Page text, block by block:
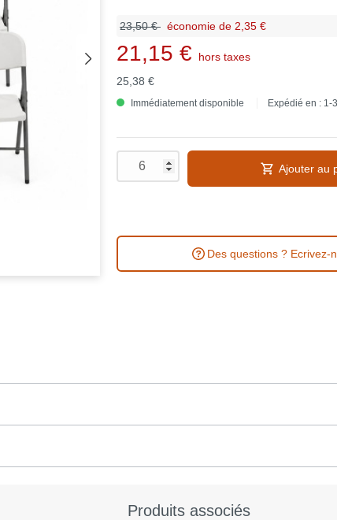
23,50 € économie de 2,35 €
21,15 €
hors taxes
25,38 €
Immédiatement disponible Expédié en : 1-
Ajouter au
Des questions ? Ecrivez-
Produits associés